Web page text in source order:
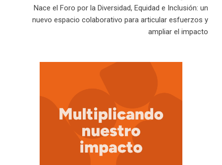
Nace el Foro por la Diversidad, Equidad e Inclusión: un
nuevo espacio colaborativo para articular esfuerzos y
ampliar el impacto